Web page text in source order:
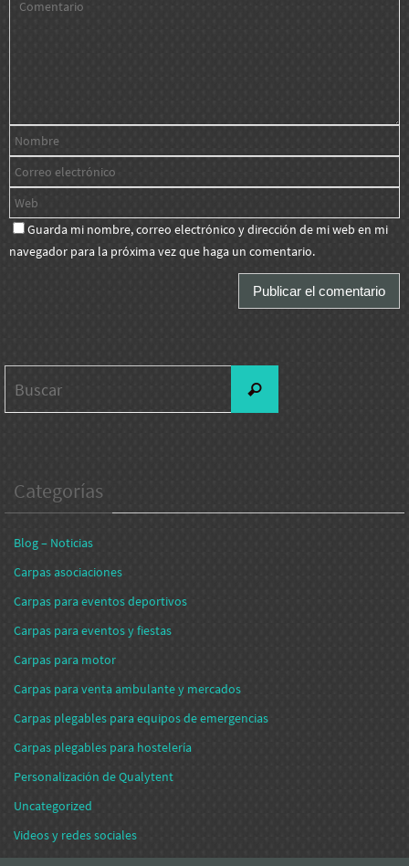
Guarda mi nombre, correo electrónico y dirección de mi web en mi
navegador para la próxima vez que haga un comentario.
Buscar
Categorías
Blog – Noticias
Carpas asociaciones
Carpas para eventos deportivos
Carpas para eventos y fiestas
Carpas para motor
Carpas para venta ambulante y mercados
Carpas plegables para equipos de emergencias
Carpas plegables para hostelería
Personalización de Qualytent
Uncategorized
Videos y redes sociales